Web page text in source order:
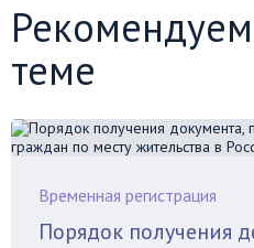
теме
Временная регистрация
Порядок получения